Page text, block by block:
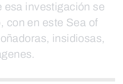
esa investigación se
con en este Sea of
insidiosas,